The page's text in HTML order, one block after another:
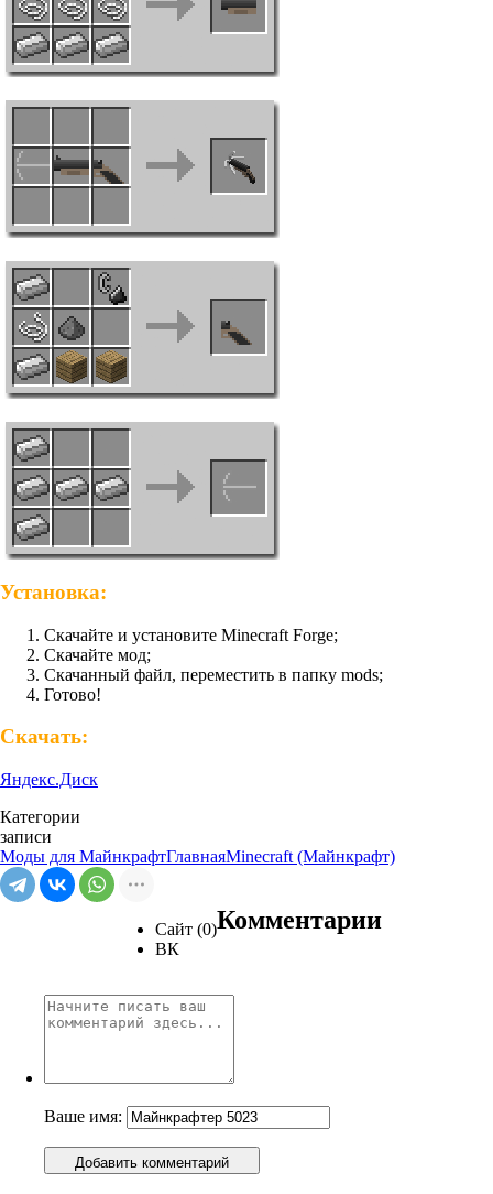
Установка:
Скачайте и установите Minecraft Forge;
Скачайте мод;
Скачанный файл, переместить в папку mods;
Готово!
Скачать:
Яндекс.Диск
Категории
записи
Моды для МайнкрафтГлавнаяMinecraft (Майнкрафт)
Сайт (0)
ВК
Комментарии
Ваше имя:
Добавить комментарий